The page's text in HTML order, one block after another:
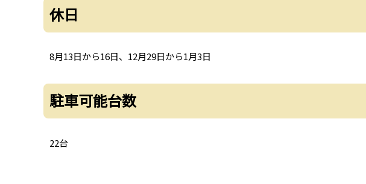
休日
8月13日から16日、12月29日から1月3日
駐車可能台数
22台